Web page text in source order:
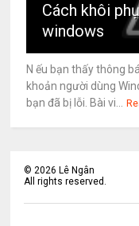
Cách khôi
windows
N ếu bạn thấy thông
khoản người dùng
bạn đã bị lỗi. Bài vi...
©2026 Lê Ngân
All rights reserved.